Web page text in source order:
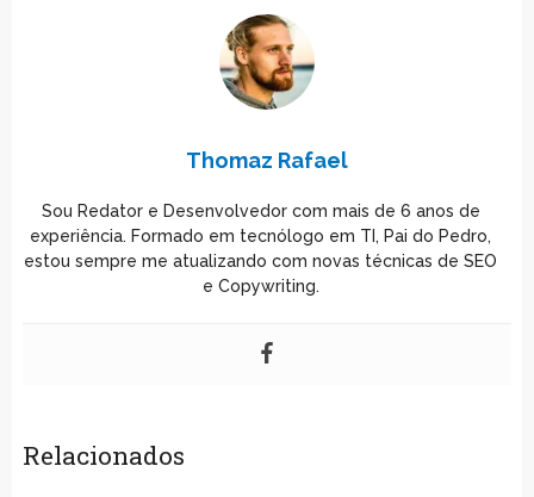
Thomaz Rafael
Sou Redator e Desenvolvedor com mais de 6 anos de
experiência. Formado em tecnólogo em TI, Pai do Pedro,
estou sempre me atualizando com novas técnicas de SEO
e Copywriting.
Relacionados